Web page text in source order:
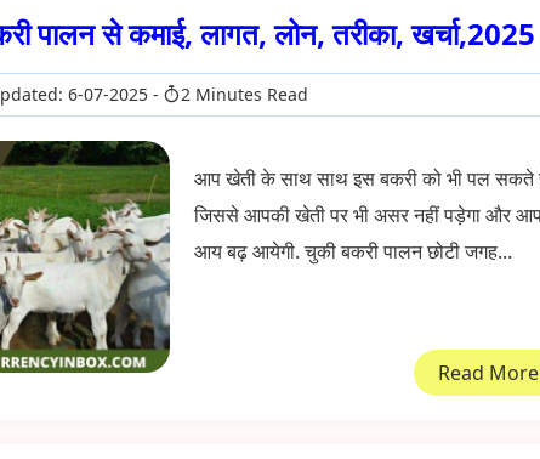
पालन से कमाई, लागत, लोन, तरीका, खर्चा,2025
6-07-2025 2 Minutes Read
आप खेती के साथ साथ इस बकरी को भी पल सकते
जिससे आपकी खेती पर भी असर नहीं पड़ेगा और
आय बढ़ आयेगी. चुकी बकरी पालन छोटी जगह...
Read More